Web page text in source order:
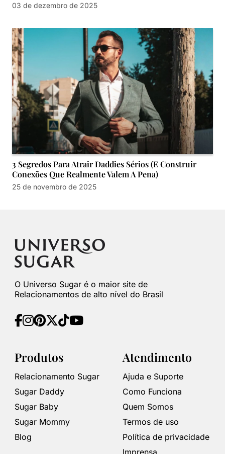
03 de dezembro de 2025
3 Segredos Para Atrair Daddies Sérios (E Construir
Conexões Que Realmente Valem A Pena)
25 de novembro de 2025
O Universo Sugar é o maior site de
Relacionamentos de alto nível do Brasil
Produtos
Relacionamento Sugar
Sugar Daddy
Sugar Baby
Sugar Mommy
Blog
Atendimento
Ajuda e Suporte
Como Funciona
Quem Somos
Termos de uso
Política de privacidade
Imprensa